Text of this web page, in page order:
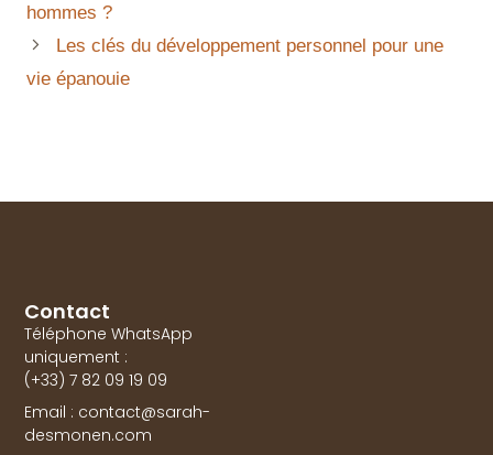
hommes ?
Les clés du développement personnel pour une
vie épanouie
Contact
Téléphone WhatsApp
uniquement :
(+33) 7 82 09 19 09
Email : contact@sarah-
desmonen.com